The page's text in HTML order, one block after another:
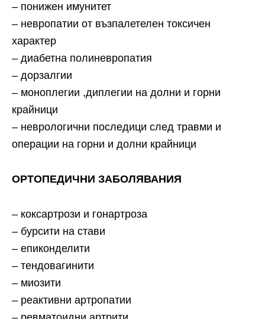
– понижен имунитет
– невропатии от възпалетелен токсичен
характер
– диабетна полиневропатия
– дорзалгии
– моноплегии ,диплегии на долни и горни
крайници
– неврологични последици след травми и
операции на горни и долни крайници
ОРТОПЕДИЧНИ ЗАБОЛЯВАНИЯ
– коксартрози и гонартроза
– бурсити на стави
– епиконделити
– тендовагинити
– миозити
– реактивни артропатии